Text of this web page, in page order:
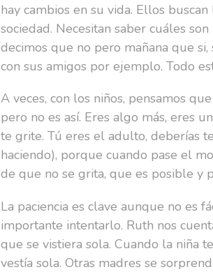
hay cambios en su vida. Ellos
sociedad. Necesitan saber cuáles
decimos que no pero mañana que
con sus amigos por ejemplo. Todo
A veces, con los niños, pensamos
pero no es así. Eres algo más, eres
te grite. Tú eres el adulto, deberías
haciendo), porque cuando pase el
de que no se grita, que es posible y
La paciencia es clave aunque no es
importante intentarlo. Ruth nos
que se vistiera sola. Cuando la niña
vestía sola. Otras madres se